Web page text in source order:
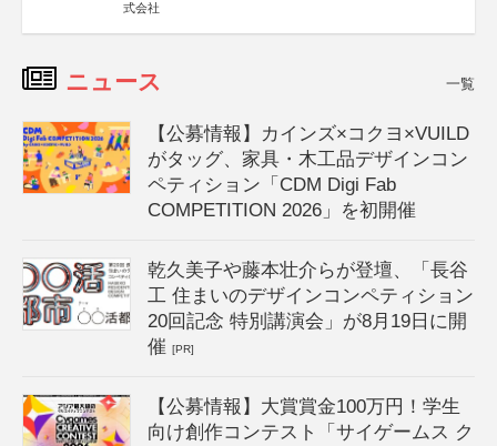
式会社
ニュース 一覧
【公募情報】カインズ×コクヨ×VUILD
がタッグ、家具・木工品デザインコン
ペティション「CDM Digi Fab
COMPETITION 2026」を初開催
乾久美子や藤本壮介らが登壇、「長谷
工 住まいのデザインコンペティション
20回記念 特別講演会」が8月19日に開
催[PR]
【公募情報】大賞賞金100万円！学生
向け創作コンテスト「サイゲームス ク